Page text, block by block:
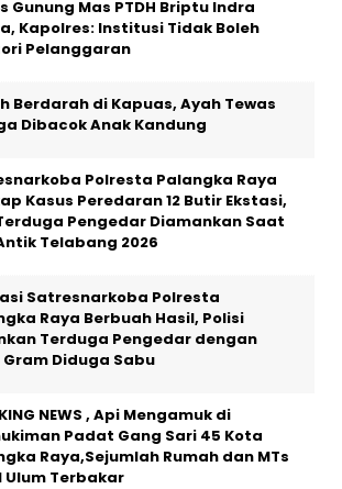
Gunung Mas PTDH Briptu Indra
Kapolres: Institusi Tidak Boleh
Pelanggaran
Berdarah di Kapuas, Ayah Tewas
Dibacok Anak Kandung
Polresta Palangka Raya
Kasus Peredaran 12 Butir Ekstasi,
Pengedar Diamankan Saat
Telabang 2026
Satresnarkoba Polresta
Raya Berbuah Hasil, Polisi
Terduga Pengedar dengan
Gram Diduga Sabu
NEWS , Api Mengamuk di
Padat Gang Sari 45 Kota
Raya,Sejumlah Rumah dan MTs
Ulum Terbakar